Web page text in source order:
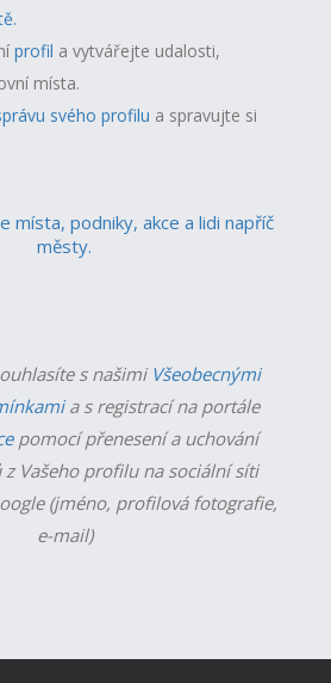
profil a vytvářejte udalosti,
místa.
svého profilu a spravujte si
místa, podniky, akce a lidi napříč
městy.
s našimi Všeobecnými
a s registrací na portále
pomocí přenesení a uchování
Vašeho profilu na sociální síti
(jméno, profilová fotografie,
e-mail)